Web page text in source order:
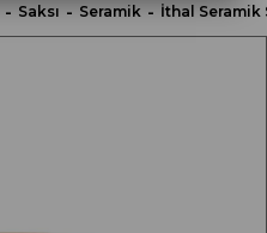
Saksı Seramik İthal Seramik